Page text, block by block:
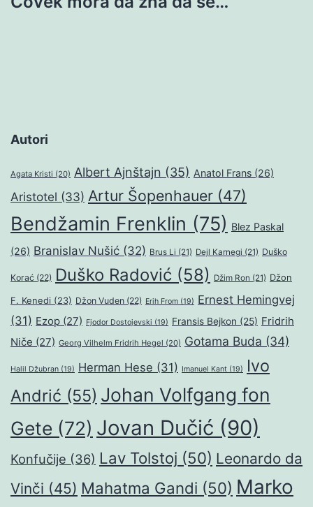
Autori
Agata Kristi (20) Albert Ajnštajn (35) Anatol Frans (26)
Aristotel (33) Artur Šopenhauer (47)
Bendžamin Frenklin (75) Blez Paskal
(26) Branislav Nušić (32) Brus Li (21) Dejl Karnegi (21) Duško
Korać (22) Duško Radović (58) Džim Ron (21) Džon
F. Kenedi (23) Džon Vuden (22) Erih From (19) Ernest Hemingvej
(31) Ezop (27) Fjodor Dostojevski (19) Fransis Bejkon (25) Fridrih
Niče (27) Georg Vilhelm Fridrih Hegel (20) Gotama Buda (34)
Halil Džubran (19) Herman Hese (31) Imanuel Kant (19)
Ivo
Andrić (55) Johan Volfgang fon
Gete (72) Jovan Dučić (90)
Konfučije (36) Lav Tolstoj (50) Leonardo da
Vinči (45) Mahatma Gandi (50) Marko